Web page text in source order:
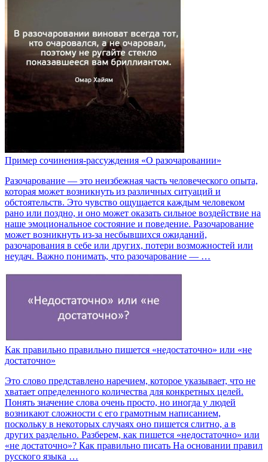
Пример сочинения-рассуждения «О разочаровании»
Разочарование — это неизбежная часть человеческого опыта,
которая может возникнуть из различных ситуаций и
обстоятельств. Это чувство ощущается каждым человеком
рано или поздно, и оно может оказать сильное воздействие на
наше эмоциональное состояние и поведение. Разочарование
может возникнуть из-за несбывшихся ожиданий,
разочарования в себе или других, потери возможностей или
неудач. Важно понимать, что разочарование — …
Как правильно правильно пишется «недостаточно» или «не
достаточно»
Это слово представлено наречием, которое указывает, что не
хватает определенного количества для конкретных целей.
Понять значение слова очень просто, но иногда у людей
возникают сложности с его грамотным написанием,
поскольку в некоторых случаях оно пишется слитно, а в
других раздельно. Разберем, как пишется «недостаточно» или
«не достаточно»? Как правильно писать На основании правил
русского языка …